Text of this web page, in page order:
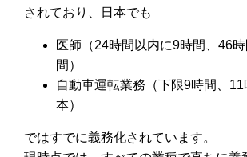
されており、日本でも
医師（24時間以内に9時間、46
間）
自動車運転業務（下限9時間、
本）
ではすでに義務化されています。